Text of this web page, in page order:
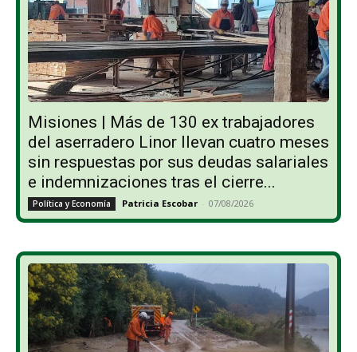
Misiones | Más de 130 ex trabajadores
del aserradero Linor llevan cuatro meses
sin respuestas por sus deudas salariales
e indemnizaciones tras el cierre...
Política y Economía Patricia Escobar - 07/08/2026